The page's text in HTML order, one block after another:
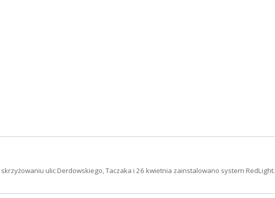
ulic Derdowskiego, Taczaka i 26 kwietnia zainstalowano system RedLight.